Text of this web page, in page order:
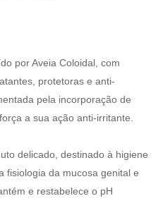
por Aveia Coloidal, com
protetoras e anti-
pela incorporação de
a sua ação anti-irritante.
delicado, destinado à higiene
fisiologia da mucosa genital e
e restabelece o pH